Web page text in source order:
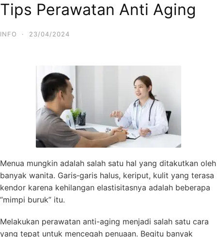
Skip
to
content
Tips Perawatan Anti Aging
INFO · 23/04/2024
Menua mungkin adalah salah satu hal yang ditakutkan oleh
banyak wanita. Garis‑garis halus, keriput, kulit yang terasa
kendor karena kehilangan elastisitasnya adalah beberapa
“mimpi buruk” itu.
Melakukan perawatan anti-aging menjadi salah satu cara
yang tepat untuk mencegah penuaan. Begitu banyak